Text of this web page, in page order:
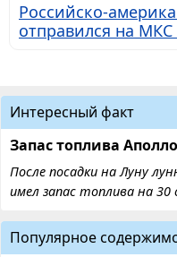
Российско-
отправился на
Интересный факт
Запас топлива
После посадки на Луну
имел запас топлива на
Популярное